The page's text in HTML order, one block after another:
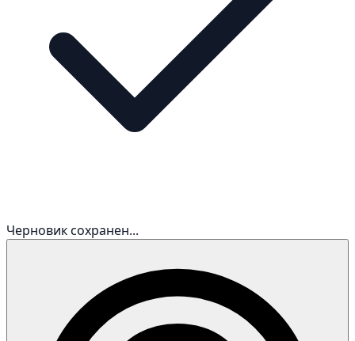
Черновик сохранен...